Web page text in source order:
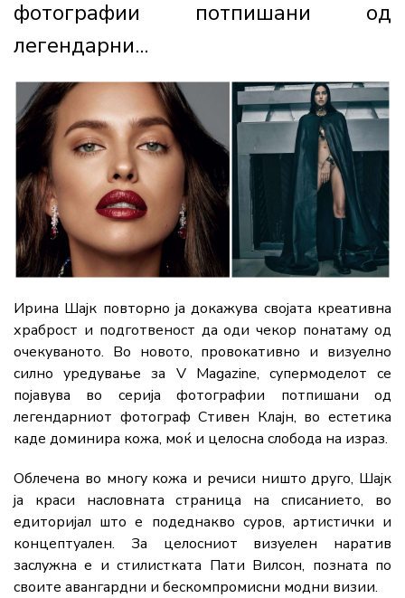
фотографии потпишани од
легендарни...
Ирина Шајк повторно ја докажува својата креативна
храброст и подготвеност да оди чекор понатаму од
очекуваното. Во новото, провокативно и визуелно
силно уредување за V Magazine, супермоделот се
појавува во серија фотографии потпишани од
легендарниот фотограф Стивен Клајн, во естетика
каде доминира кожа, моќ и целосна слобода на израз.
Облечена во многу кожа и речиси ништо друго, Шајк
ја краси насловната страница на списанието, во
едиторијал што е подеднакво суров, артистички и
концептуален. За целосниот визуелен наратив
заслужна е и стилистката Пати Вилсон, позната по
своите авангардни и бескомпромисни модни визии.